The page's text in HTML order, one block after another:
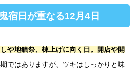
宿日が重なる12月4日
や地鎮祭、棟上げに向く日。開店や開
ではありますが、ツキはしっかりと味